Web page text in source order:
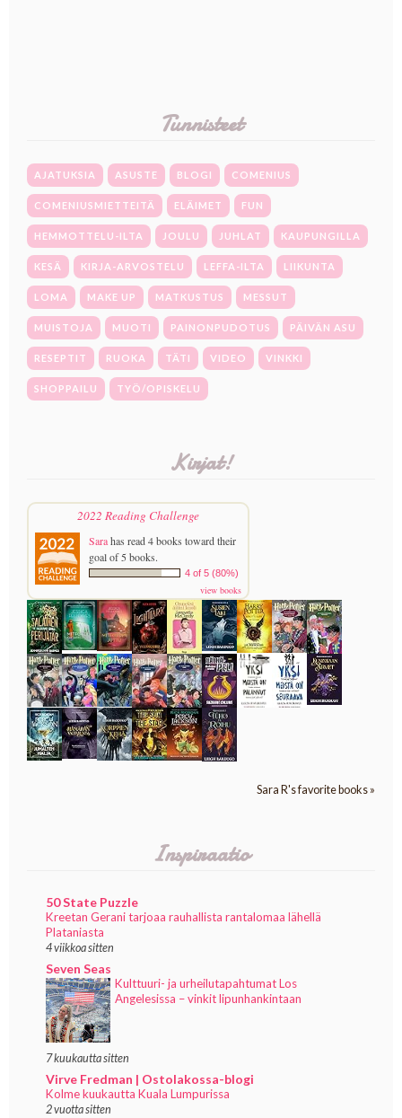
Tunnisteet
AJATUKSIA ASUSTE BLOGI COMENIUS
COMENIUSMIETTEITÄ ELÄIMET FUN
HEMMOTTELU-ILTA JOULU JUHLAT KAUPUNGILLA
KESÄ KIRJA-ARVOSTELU LEFFA-ILTA LIIKUNTA
LOMA MAKE UP MATKUSTUS MESSUT
MUISTOJA MUOTI PAINONPUDOTUS PÄIVÄN ASU
RESEPTIT RUOKA TÄTI VIDEO VINKKI
SHOPPAILU TYÖ/OPISKELU
Kirjat!
2022 Reading Challenge
Sarahas read 4 books toward their
goal of 5 books.
4 of 5 (80%)
view books
Sara R's favorite books »
Inspiraatio
50 State Puzzle
Kreetan Gerani tarjoaa rauhallista rantalomaa lähellä
Plataniasta
4 viikkoa sitten
Seven Seas
Kulttuuri- ja urheilutapahtumat Los
Angelesissa – vinkit lipunhankintaan
7 kuukautta sitten
Virve Fredman | Ostolakossa-blogi
Kolme kuukautta Kuala Lumpurissa
2 vuotta sitten